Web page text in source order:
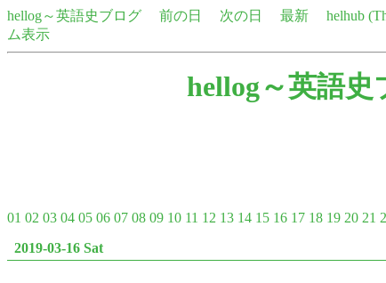
hellog～英語史ブログ 前の日 次の日 最新 helhub
ム表示
hellog～英語史
01 02 03 04 05 06 07 08 09 10 11 12 13 14 15 16 17 18 19 20 21
2019-03-16 Sat